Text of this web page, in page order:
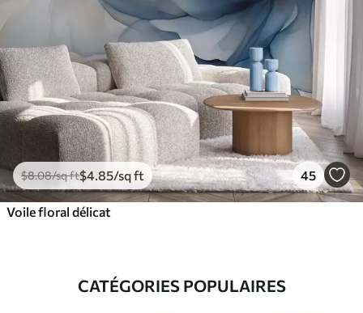
$8.08/sq ft$4 .85/sq ft 45
Voile floral délicat
CATÉGORIES POPULAIRES